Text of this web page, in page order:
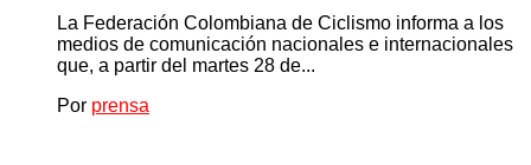
La Federación Colombiana de Ciclismo informa a los
medios de comunicación nacionales e internacionales
que, a partir del martes 28 de...
Por prensa